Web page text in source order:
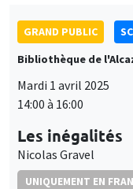
GRAND PUBLIC
Bibliothèque de
Mardi 1 avril 2025
14:00 à 16:00
Les inégalités
Nicolas Gravel
UNIQUEMENT EN